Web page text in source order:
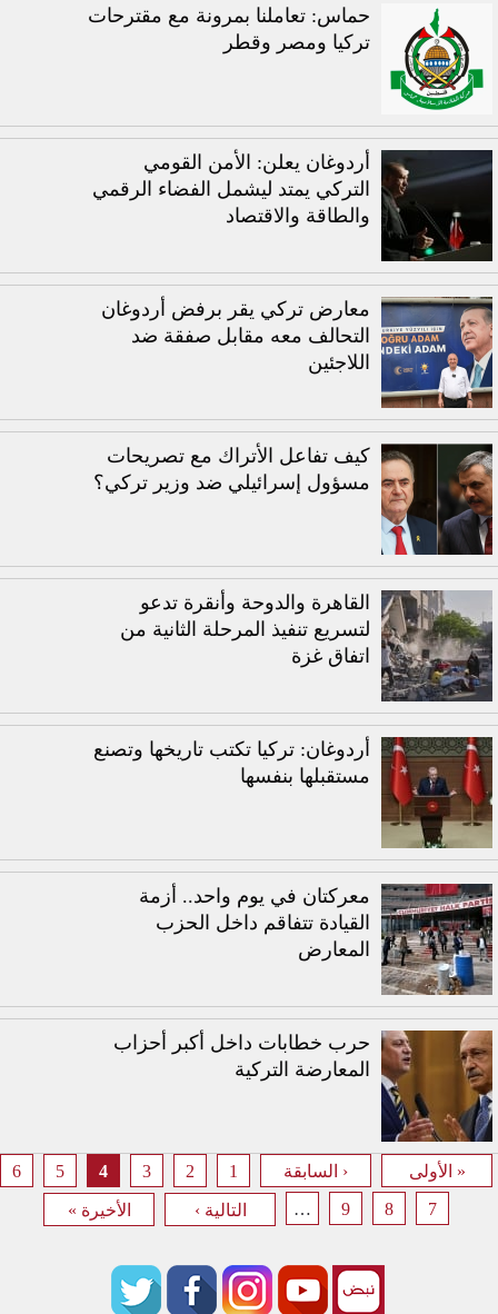
حماس: تعاملنا بمرونة مع مقترحات
تركيا ومصر وقطر
أردوغان يعلن: الأمن القومي
التركي يمتد ليشمل الفضاء الرقمي
والطاقة والاقتصاد
معارض تركي يقر برفض أردوغان
التحالف معه مقابل صفقة ضد
اللاجئين
كيف تفاعل الأتراك مع تصريحات
مسؤول إسرائيلي ضد وزير تركي؟
القاهرة والدوحة وأنقرة تدعو
لتسريع تنفيذ المرحلة الثانية من
اتفاق غزة
أردوغان: تركيا تكتب تاريخها وتصنع
مستقبلها بنفسها
معركتان في يوم واحد.. أزمة
القيادة تتفاقم داخل الحزب
المعارض
حرب خطابات داخل أكبر أحزاب
المعارضة التركية
الصفحات
« الأولى ‹ السابقة 1
2
3
4
5
6
7
8
9
… التالية › الأخيرة »